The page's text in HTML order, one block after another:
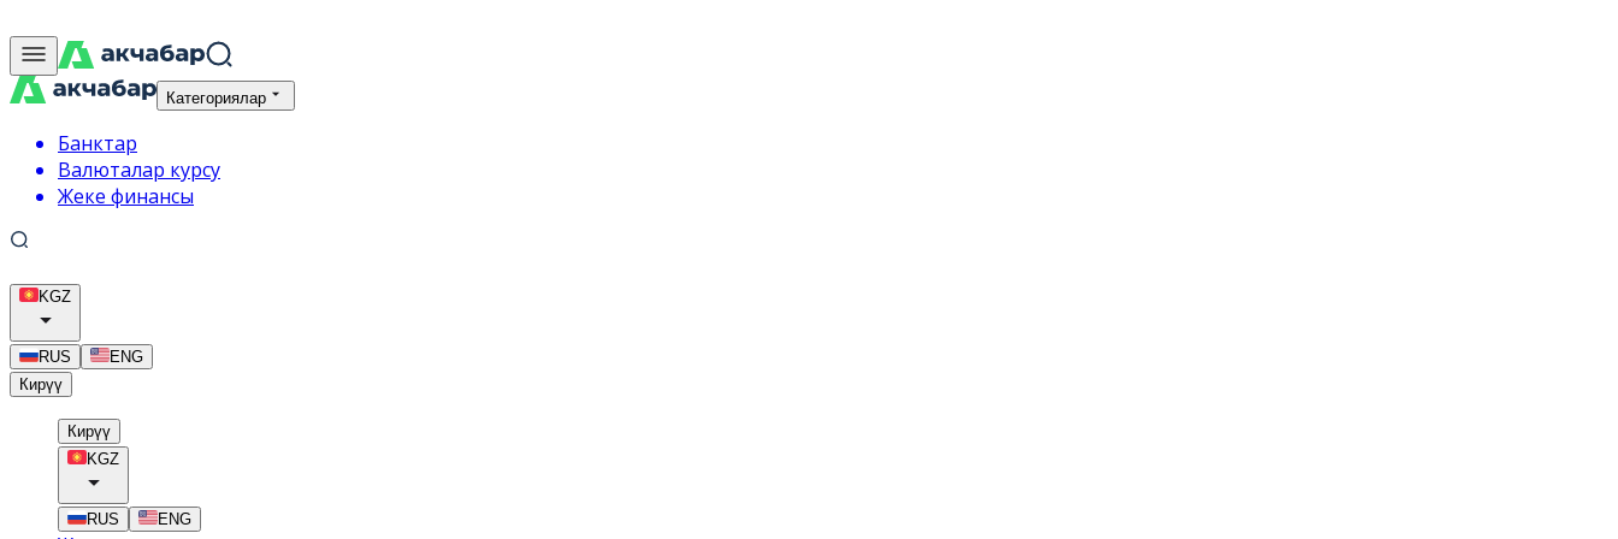
Категориялар
Банктар
Валюталар курсу
Жеке финансы
KGZ
RUS
ENG
Кирүү
Кирүү
KGZ
RUS ENG